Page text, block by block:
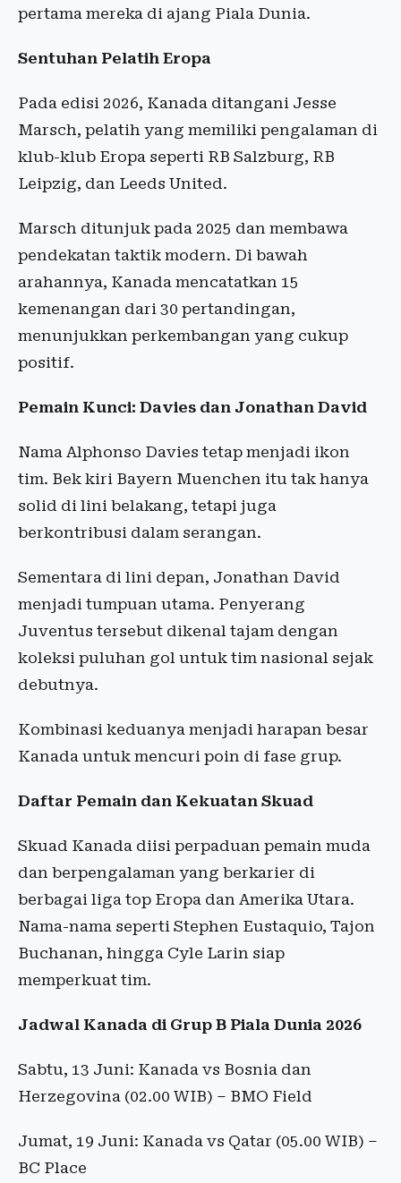
pertama mereka di ajang Piala Dunia.
Sentuhan Pelatih Eropa
Pada edisi 2026, Kanada ditangani Jesse
Marsch, pelatih yang memiliki pengalaman di
klub-klub Eropa seperti RB Salzburg, RB
Leipzig, dan Leeds United.
Marsch ditunjuk pada 2025 dan membawa
pendekatan taktik modern. Di bawah
arahannya, Kanada mencatatkan 15
kemenangan dari 30 pertandingan,
menunjukkan perkembangan yang cukup
positif.
Pemain Kunci: Davies dan Jonathan David
Nama Alphonso Davies tetap menjadi ikon
tim. Bek kiri Bayern Muenchen itu tak hanya
solid di lini belakang, tetapi juga
berkontribusi dalam serangan.
Sementara di lini depan, Jonathan David
menjadi tumpuan utama. Penyerang
Juventus tersebut dikenal tajam dengan
koleksi puluhan gol untuk tim nasional sejak
debutnya.
Kombinasi keduanya menjadi harapan besar
Kanada untuk mencuri poin di fase grup.
Daftar Pemain dan Kekuatan Skuad
Skuad Kanada diisi perpaduan pemain muda
dan berpengalaman yang berkarier di
berbagai liga top Eropa dan Amerika Utara.
Nama-nama seperti Stephen Eustaquio, Tajon
Buchanan, hingga Cyle Larin siap
memperkuat tim.
Jadwal Kanada di Grup B Piala Dunia 2026
Sabtu, 13 Juni: Kanada vs Bosnia dan
Herzegovina (02.00 WIB) – BMO Field
Jumat, 19 Juni: Kanada vs Qatar (05.00 WIB) –
BC Place